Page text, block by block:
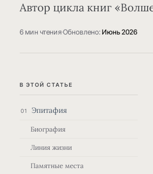
Автор цикла книг
6 мин чтения·Обновлено:Июнь 2026
В ЭТОЙ СТАТЬЕ
01 Эпитафия
Биография
Линия жизни
Памятные места